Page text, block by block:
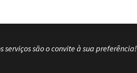
serviços são o convite à sua preferência!